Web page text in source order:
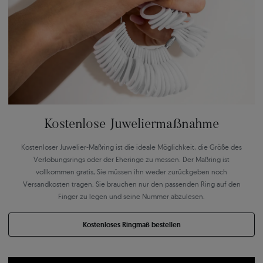
Kostenlose Juweliermaßnahme
Kostenloser Juwelier-Maßring ist die ideale Möglichkeit, die Größe des
Verlobungsrings oder der Eheringe zu messen. Der Maßring ist
vollkommen gratis, Sie müssen ihn weder zurückgeben noch
Versandkosten tragen. Sie brauchen nur den passenden Ring auf den
Finger zu legen und seine Nummer abzulesen.
Kostenloses Ringmaß bestellen